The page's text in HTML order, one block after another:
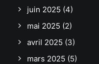
juin 2025 (4)
mai 2025 (2)
avril 2025 (3)
mars 2025 (5)